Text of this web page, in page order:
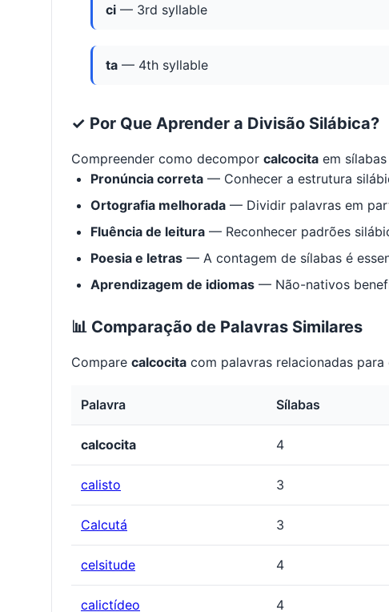
ci — 3rd syllable
ta — 4th syllable
✓ Por Que Aprender a Divisão Silábica?
Compreender como decompor calcocita em
Pronúncia correta — Conhecer a estrutura
Ortografia melhorada — Dividir palavras em
Fluência de leitura — Reconhecer padrões
Poesia e letras — A contagem de sílabas é
Aprendizagem de idiomas — Não-nativos
📊 Comparação de Palavras Similares
Compare calcocita com palavras relacionadas
Palavra Sílabas
calcocita 4
calisto 3
Calcutá 3
celsitude 4
calictídeo 4